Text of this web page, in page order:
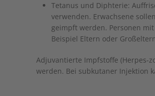
Tetanus und Diphterie:
verwenden. Erwachsene
geimpft werden. Personen
Beispiel Eltern oder
Adjuvantierte Impfstoffe
werden. Bei subkutaner Injektion